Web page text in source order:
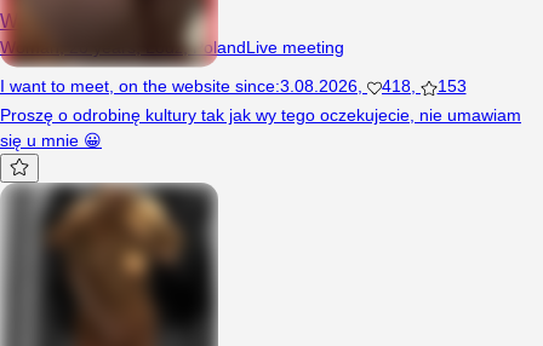
Wariatka001
Woman, 20 years, Łódź, PolandLive meeting
I want to meet, on the website since:3.08.2026, 418,
153
Proszę o odrobinę kultury tak jak wy tego oczekujecie, nie umawiam
się u mnie 😀